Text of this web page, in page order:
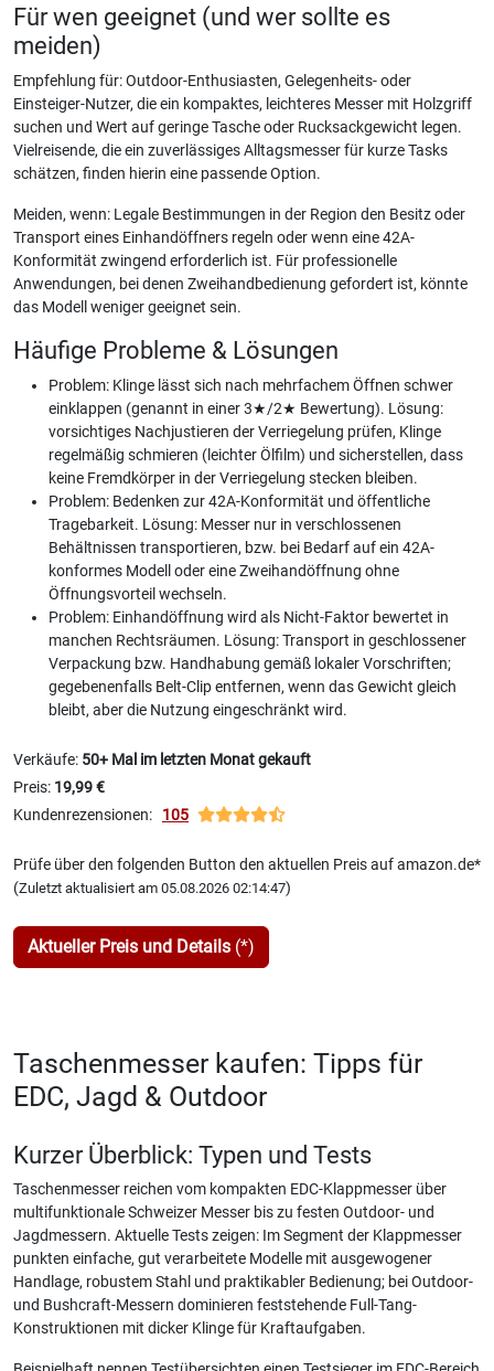
Für wen geeignet (und wer sollte es
meiden)
Empfehlung für: Outdoor-Enthusiasten, Gelegenheits- oder
Einsteiger-Nutzer, die ein kompaktes, leichteres Messer mit Holzgriff
suchen und Wert auf geringe Tasche oder Rucksackgewicht legen.
Vielreisende, die ein zuverlässiges Alltagsmesser für kurze Tasks
schätzen, finden hierin eine passende Option.
Meiden, wenn: Legale Bestimmungen in der Region den Besitz oder
Transport eines Einhandöffners regeln oder wenn eine 42A-
Konformität zwingend erforderlich ist. Für professionelle
Anwendungen, bei denen Zweihandbedienung gefordert ist, könnte
das Modell weniger geeignet sein.
Häufige Probleme & Lösungen
Problem: Klinge lässt sich nach mehrfachem Öffnen schwer
einklappen (genannt in einer 3★/2★ Bewertung). Lösung:
vorsichtiges Nachjustieren der Verriegelung prüfen, Klinge
regelmäßig schmieren (leichter Ölfilm) und sicherstellen, dass
keine Fremdkörper in der Verriegelung stecken bleiben.
Problem: Bedenken zur 42A-Konformität und öffentliche
Tragebarkeit. Lösung: Messer nur in verschlossenen
Behältnissen transportieren, bzw. bei Bedarf auf ein 42A-
konformes Modell oder eine Zweihandöffnung ohne
Öffnungsvorteil wechseln.
Problem: Einhandöffnung wird als Nicht-Faktor bewertet in
manchen Rechtsräumen. Lösung: Transport in geschlossener
Verpackung bzw. Handhabung gemäß lokaler Vorschriften;
gegebenenfalls Belt-Clip entfernen, wenn das Gewicht gleich
bleibt, aber die Nutzung eingeschränkt wird.
Verkäufe: 50+ Mal im letzten Monat gekauft
Preis: 19,99 €
Kundenrezensionen: 105
Prüfe über den folgenden Button den aktuellen Preis auf amazon.de*
(Zuletzt aktualisiert am 05.08.2026 02:14:47)
Aktueller Preis und Details (*)
Taschenmesser kaufen: Tipps für
EDC, Jagd & Outdoor
Kurzer Überblick: Typen und Tests
Taschenmesser reichen vom kompakten EDC-Klappmesser über
multifunktionale Schweizer Messer bis zu festen Outdoor- und
Jagdmessern. Aktuelle Tests zeigen: Im Segment der Klappmesser
punkten einfache, gut verarbeitete Modelle mit ausgewogener
Handlage, robustem Stahl und praktikabler Bedienung; bei Outdoor-
und Bushcraft-Messern dominieren feststehende Full-Tang-
Konstruktionen mit dicker Klinge für Kraftaufgaben.